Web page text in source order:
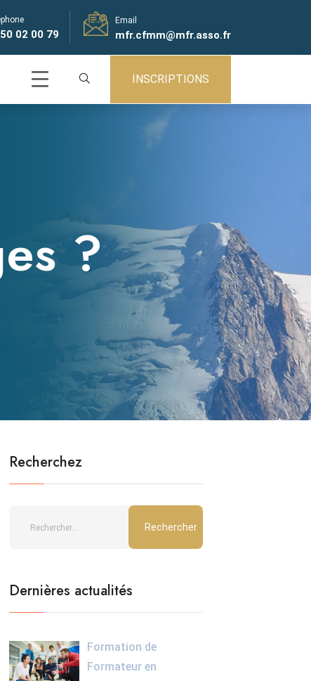
02 00 79
Email
mfr.cfmm@mfr.asso.fr
INSCRIPTIONS
?
Recherchez
Dernières actualités
Formation de
Formateur en